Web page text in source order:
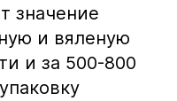
значение
и вяленую
и за 500-800